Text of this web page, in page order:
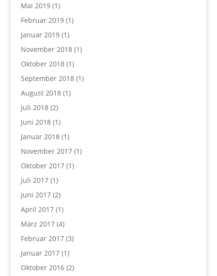
Mai 2019(1)
Februar 2019(1)
Januar 2019(1)
November 2018(1)
Oktober 2018(1)
September 2018(1)
August 2018(1)
Juli 2018(2)
Juni 2018(1)
Januar 2018(1)
November 2017(1)
Oktober 2017(1)
Juli 2017(1)
Juni 2017(2)
April 2017(1)
März 2017(4)
Februar 2017(3)
Januar 2017(1)
Oktober 2016(2)